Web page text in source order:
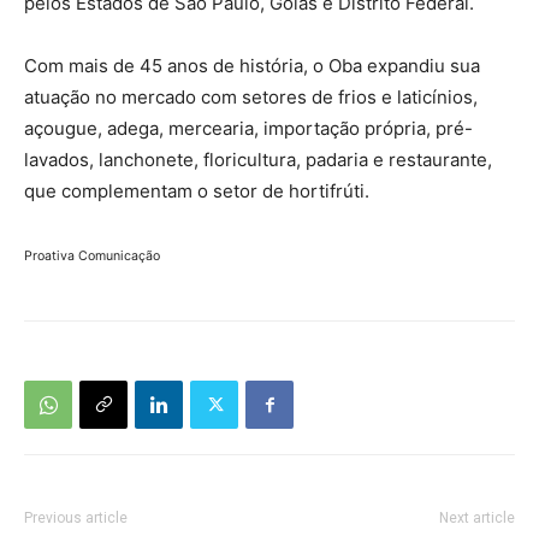
Com mais de 45 anos de história, o Oba expandiu sua
atuação no mercado com setores de frios e laticínios,
açougue, adega, mercearia, importação própria, pré-
lavados, lanchonete, floricultura, padaria e restaurante,
que complementam o setor de hortifrúti.
Proativa Comunicação
Previous article Next article